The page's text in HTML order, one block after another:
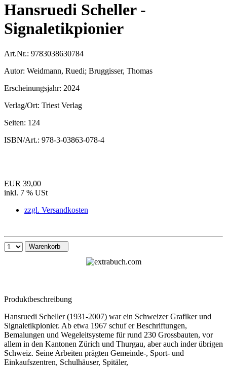
Hansruedi Scheller -
Signaletikpionier
Art.Nr.: 9783038630784
Autor: Weidmann, Ruedi; Bruggisser, Thomas
Erscheinungsjahr: 2024
Verlag/Ort: Triest Verlag
Seiten: 124
ISBN/Art.: 978-3-03863-078-4
EUR 39,00
inkl. 7 % USt
zzgl. Versandkosten
Warenkorb
Produktbeschreibung
Hansruedi Scheller (1931-2007) war ein Schweizer Grafiker und
Signaletikpionier. Ab etwa 1967 schuf er Beschriftungen,
Bemalungen und Wegeleitsysteme für rund 230 Grossbauten, vor
allem in den Kantonen Zürich und Thurgau, aber auch inder übrigen
Schweiz. Seine Arbeiten prägten Gemeinde-, Sport- und
Einkaufszentren, Schulhäuser, Spitäler,